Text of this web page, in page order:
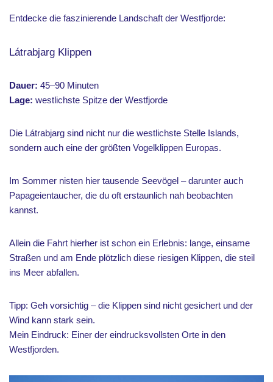
Entdecke die faszinierende Landschaft der Westfjorde:
Látrabjarg Klippen
Dauer: 45–90 Minuten
Lage: westlichste Spitze der Westfjorde
Die Látrabjarg sind nicht nur die westlichste Stelle Islands,
sondern auch eine der größten Vogelklippen Europas.
Im Sommer nisten hier tausende Seevögel – darunter auch
Papageientaucher, die du oft erstaunlich nah beobachten
kannst.
Allein die Fahrt hierher ist schon ein Erlebnis: lange, einsame
Straßen und am Ende plötzlich diese riesigen Klippen, die steil
ins Meer abfallen.
Tipp: Geh vorsichtig – die Klippen sind nicht gesichert und der
Wind kann stark sein.
Mein Eindruck: Einer der eindrucksvollsten Orte in den
Westfjorden.